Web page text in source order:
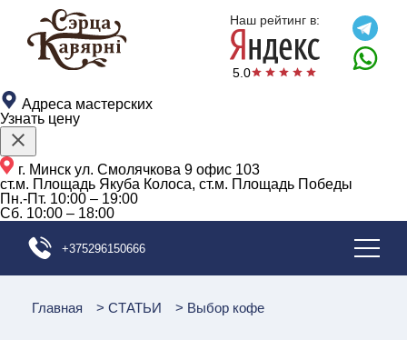
{{schemaOrganization}}
Наш рейтинг в:
5.0
Адреса мастерских
Узнать цену
г. Минск ул. Смолячкова 9 офис 103
ст.м. Площадь Якуба Колоса, ст.м. Площадь Победы
Пн.-Пт. 10:00 – 19:00
Сб. 10:00 – 18:00
+375296150666
Главная > СТАТЬИ > Выбор кофе